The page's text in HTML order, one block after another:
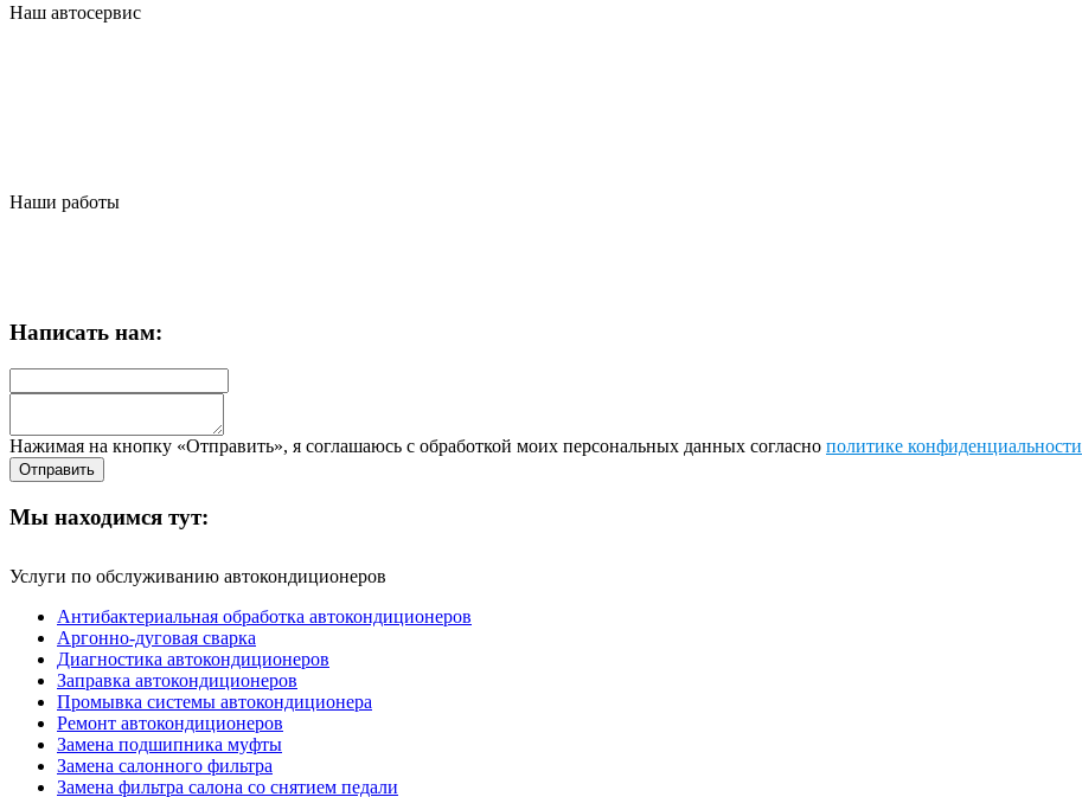
Наш автосервис
Наши работы
Написать нам:
Нажимая на кнопку «Отправить», я соглашаюсь с обработкой моих персональных данных согласно политике конфиденциальности
Мы находимся тут:
Услуги по обслуживанию автокондиционеров
Антибактериальная обработка автокондиционеров
Аргонно-дуговая сварка
Диагностика автокондиционеров
Заправка автокондиционеров
Промывка системы автокондиционера
Ремонт автокондиционеров
Замена подшипника муфты
Замена салонного фильтра
Замена фильтра салона со снятием педали